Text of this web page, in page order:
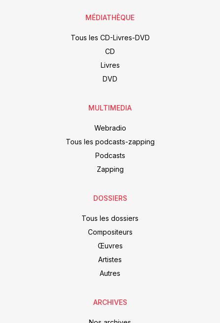
MÉDIATHÈQUE
Tous les CD-Livres-DVD
CD
Livres
DVD
MULTIMEDIA
Webradio
Tous les podcasts-zapping
Podcasts
Zapping
DOSSIERS
Tous les dossiers
Compositeurs
Œuvres
Artistes
Autres
ARCHIVES